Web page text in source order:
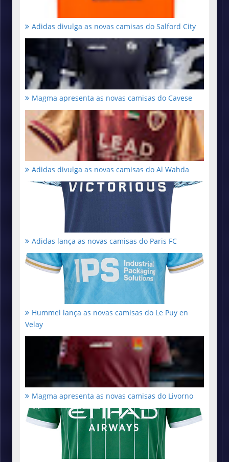
Adidas divulga as novas camisas do Salford City
Magma apresenta as novas camisas do Cavese
Adidas divulga as novas camisas do Al Wahda
Adidas lança as novas camisas do Paris FC
Hummel lança as novas camisas do Le Puy en
Velay
Magma apresenta as novas camisas do Livorno